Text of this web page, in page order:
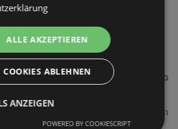
& Restposten Filialen in
ENTFERNUNG
26757 Leer
0,36 km
ALLE AKZEPTIEREN
COOKIES ABLEHNEN
ANZEIGEN
POWERED BY COOKIESCRIPT